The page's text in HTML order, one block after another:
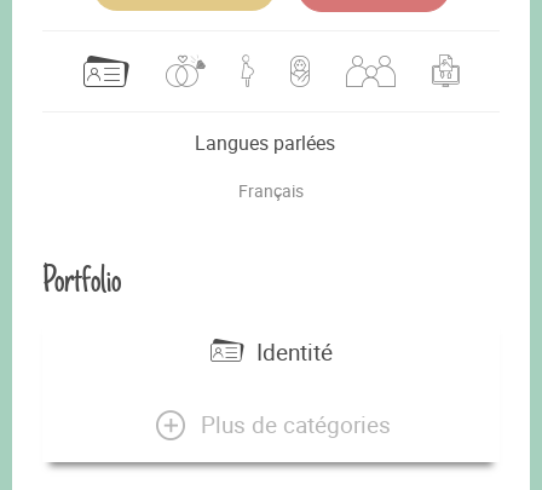
Langues parlées
Français
Portfolio
Identité
Plus de catégories